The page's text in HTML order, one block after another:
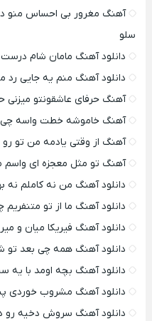
آهنگ مغرور بی احساس منو
سلو
دانلود آهنگ مامان شام
دانلود آهنگ منم یه جایی رد
آهنگ حرفای عاشقونتو میزنی
آهنگ خاموشه خطت واسه چی
آهنگ از وقتی یادمه من تو
آهنگ تو مثل معجزه ای واسم
دانلود آهنگ من نه کاملم نه
دانلود آهنگ ما از تو
دانلود آهنگ فیریکا میان و
دانلود آهنگ همه چی بعد تو
دانلود آهنگ بچه اومد با یه
دانلود آهنگ مشروب خوردی
دانلود آهنگ سروش دخیه